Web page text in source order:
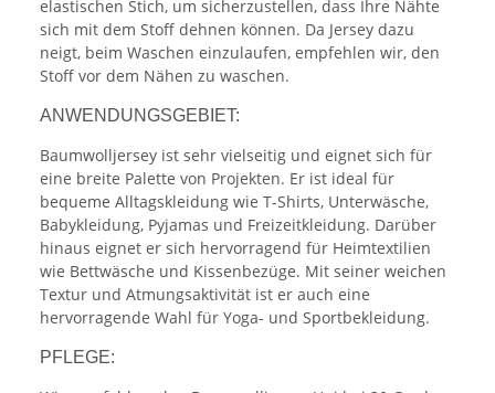
elastischen Stich, um sicherzustellen, dass Ihre Nähte
sich mit dem Stoff dehnen können. Da Jersey dazu
neigt, beim Waschen einzulaufen, empfehlen wir, den
Stoff vor dem Nähen zu waschen.
ANWENDUNGSGEBIET:
Baumwolljersey ist sehr vielseitig und eignet sich für
eine breite Palette von Projekten. Er ist ideal für
bequeme Alltagskleidung wie T-Shirts, Unterwäsche,
Babykleidung, Pyjamas und Freizeitkleidung. Darüber
hinaus eignet er sich hervorragend für Heimtextilien
wie Bettwäsche und Kissenbezüge. Mit seiner weichen
Textur und Atmungsaktivität ist er auch eine
hervorragende Wahl für Yoga- und Sportbekleidung.
PFLEGE: